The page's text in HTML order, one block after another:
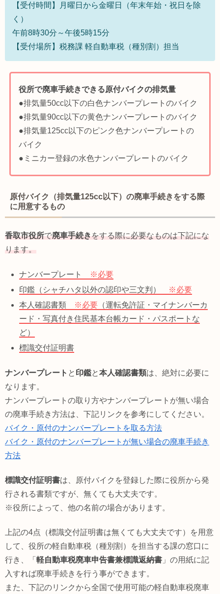
【受付時間】月曜日から金曜日（年末年始・祝日を除
く）
午前8時30分～午後5時15分
【受付場所】税務課 軽自動車税（種別割）担当
役所で廃車手続きできる原付バイクの排気量
●排気量50cc以下の白色ナンバープレートのバイク
●排気量90cc以下の黄色ナンバープレートのバイク
●排気量125cc以下のピンク色ナンバープレートの
バイク
●ミニカー登録の水色ナンバープレートのバイク
原付バイク（排気量125cc以下）の廃車手続きをする際
に用意するもの
香取市役所で廃車手続きをする際に必要なものは下記にな
ります。
ナンバープレート
※必要
印鑑（シャチハタ以外の認印や三文判）
※必要
本人確認書類
※必要 （運転免許証・マイナンバーカ
ード・写真付き住民基本台帳カード・パスポートな
ど）
標識交付証明書
ナンバープレート と 印鑑と本人確認書類は、絶対に必要に
なります。
ナンバープレートの取り方やナンバープレートが無い場合
の廃車手続き方法は、下記リンクを参考にしてください。
バイク・原付のナンバープレートを取る方法
バイク・原付のナンバープレートが無い場合の廃車手続き
方法
標識交付証明書は、原付バイクを登録した際に役所から発
行される書類ですが、無くても大丈夫です。
※役所によって、他の名前の場合があります。
上記の4点（標識交付証明書は無くても大丈夫です）を用意
して、役所の軽自動車税（種別割）を担当する課の窓口に
行き、「 軽自動車税廃車申告書兼標識返納書 」の用紙に記
入すれば廃車手続きを行う事ができます。
また、下記のリンクから全国で使用可能の軽自動車税廃車